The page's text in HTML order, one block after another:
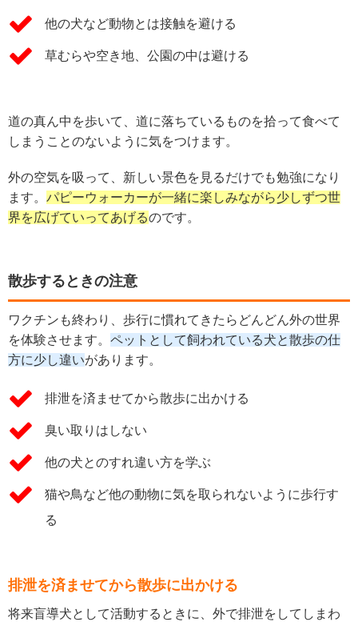
他の犬など動物とは接触を避ける
草むらや空き地、公園の中は避ける
道の真ん中を歩いて、道に落ちているものを拾って食べて
しまうことのないように気をつけます。
外の空気を吸って、新しい景色を見るだけでも勉強になり
ます。 パピーウォーカーが一緒に楽しみながら少しずつ世
界を広げていってあげるのです。
散歩するときの注意
ワクチンも終わり、歩行に慣れてきたらどんどん外の世界
を体験させます。 ペットとして飼われている犬と散歩の仕
方に少し違いがあります。
排泄を済ませてから散歩に出かける
臭い取りはしない
他の犬とのすれ違い方を学ぶ
猫や鳥など他の動物に気を取られないように歩行す
る
排泄を済ませてから散歩に出かける
将来盲導犬として活動するときに、外で排泄をしてしまわ